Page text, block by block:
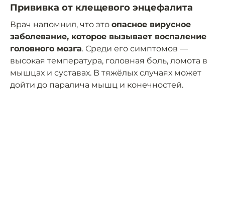
Прививка от клещевого энцефалита
Врач напомнил, что это опасное вирусное
заболевание, которое вызывает воспаление
головного мозга. Среди его симптомов —
высокая температура, головная боль, ломота в
мышцах и суставах. В тяжёлых случаях может
дойти до паралича мышц и конечностей.